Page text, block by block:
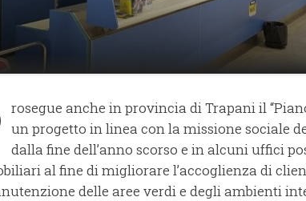
rosegue anche in provincia di Trapani il
un progetto in linea con la missione sociale
dalla fine dell’anno scorso e in alcuni uffici
al fine di migliorare l’accoglienza di
delle aree verdi e degli ambienti